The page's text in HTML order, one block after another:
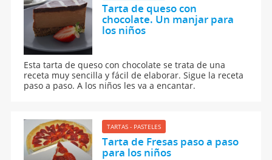
Tarta de queso con
chocolate. Un manjar para
los niños
Esta tarta de queso con chocolate se trata de una
receta muy sencilla y fácil de elaborar. Sigue la receta
paso a paso. A los niños les va a encantar.
TARTAS - PASTELES
Tarta de Fresas paso a paso
para los niños